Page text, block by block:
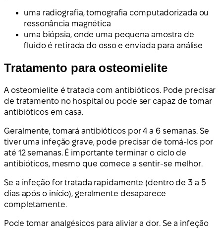
uma radiografia, tomografia computadorizada ou
ressonância magnética
uma biópsia, onde uma pequena amostra de
fluido é retirada do osso e enviada para análise
Tratamento para osteomielite
A osteomielite é tratada com antibióticos. Pode precisar
de tratamento no hospital ou pode ser capaz de tomar
antibióticos em casa.
Geralmente, tomará antibióticos por 4 a 6 semanas. Se
tiver uma infeção grave, pode precisar de tomá-los por
até 12 semanas. É importante terminar o ciclo de
antibióticos, mesmo que comece a sentir-se melhor.
Se a infeção for tratada rapidamente (dentro de 3 a 5
dias após o início), geralmente desaparece
completamente.
Pode tomar analgésicos para aliviar a dor. Se a infeção